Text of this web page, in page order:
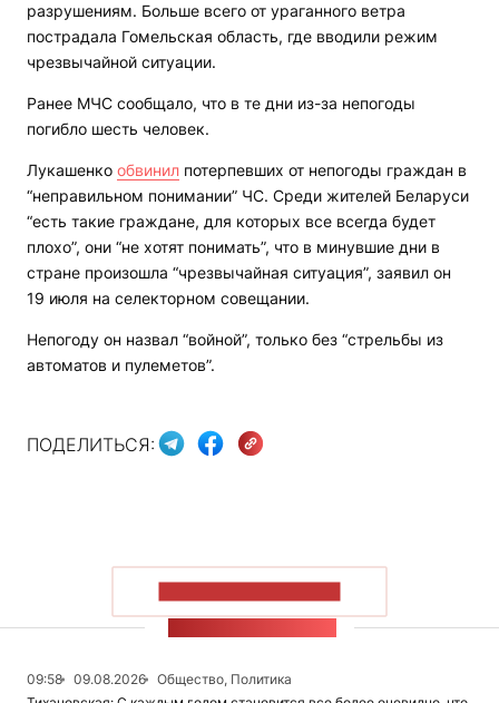
разрушениям. Больше всего от ураганного ветра
пострадала Гомельская область, где вводили режим
чрезвычайной ситуации.
Ранее МЧС сообщало, что в те дни из-за непогоды
погибло шесть человек.
Лукашенко обвинил потерпевших от непогоды граждан в
“неправильном понимании” ЧС. Среди жителей Беларуси
“есть такие граждане, для которых все всегда будет
плохо”, они “не хотят понимать”, что в минувшие дни в
стране произошла “чрезвычайная ситуация”, заявил он
19 июля на селекторном совещании.
Непогоду он назвал “войной”, только без “стрельбы из
автоматов и пулеметов”.
ПОДЕЛИТЬСЯ:
09:58 09.08.2026
Общество, Политика